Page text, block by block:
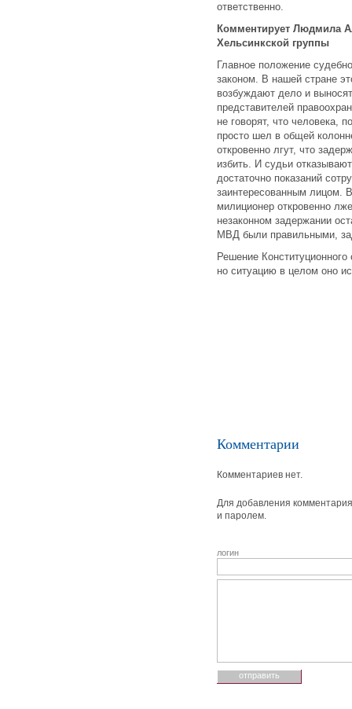
ответственно.
Комментирует Людмила
Хельсинкской группы
Главное положение
законом. В нашей стране
возбуждают дело и
представителей
не говорят, что человека,
просто шел в общей
откровенно лгут, что
избить. И судьи
достаточно показаний
заинтересованным лицом.
милиционер откровенно
незаконном задержании
МВД были правильными,
Решение
но ситуацию в целом оно
Комментарии
Комментариев нет.
Для добавления
и паролем.
логин